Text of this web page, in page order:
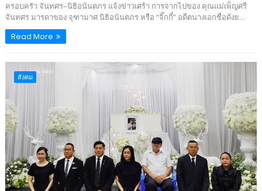
ครอบครัว จันทศร–นิธิอนันตภร แจ้งข่าวเศร้า การจากไปของ คุณแม่เพ็ญศรี
จันทศร มารดาของ จุฑามาศ นิธิอนันตภร หรือ “จิ๊กกี๋” อดีตนางเอกชื่อดังย...
Read More
สังคม